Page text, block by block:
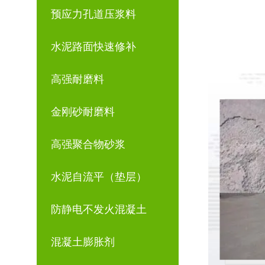
预应力孔道压浆料
水泥路面快速修补
高强耐磨料
金刚砂耐磨料
高强聚合物砂浆
水泥自流平（垫层）
防静电不发火混凝土
混凝土膨胀剂